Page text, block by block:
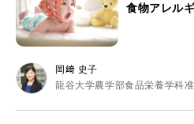
食物アレル
岡﨑 史子
龍谷大学農学部食品栄養学科